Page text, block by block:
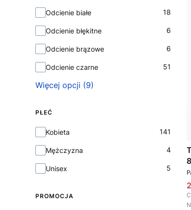
Odcienie białe 18
Odcienie błękitne 6
Odcienie brązowe 6
Odcienie czarne 51
Więcej opcji (9)
PŁEĆ
PłećKobieta 141
Mężczyzna 4
Unisex 5
PROMOCJA